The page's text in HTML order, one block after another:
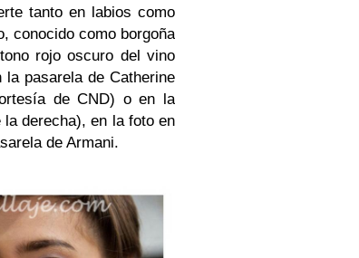
tanto en labios como
conocido como borgoña
rojo oscuro del vino
pasarela de Catherine
de CND) o en la
derecha), en la foto en
de Armani.